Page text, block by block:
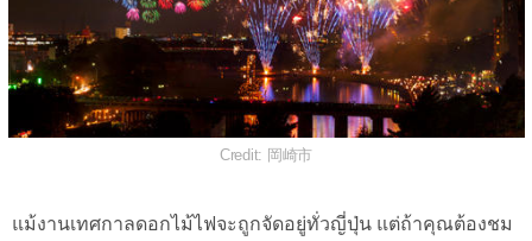
Credit: 岡崎市
แม้งานเทศกาลดอกไม้ไฟจะถูกจัดอยู่ทั่วญี่ปุ่น แต่ถ้าคุณต้องชม